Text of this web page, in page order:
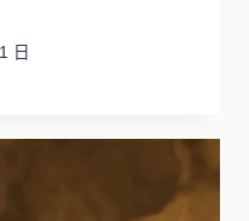
日